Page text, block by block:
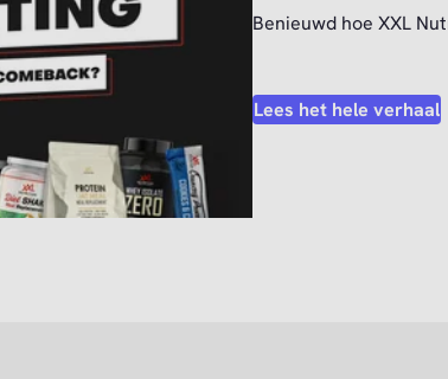
Benieuwd hoe XXL
Lees het hele verhaal